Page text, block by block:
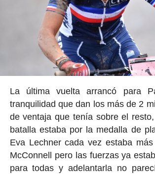
La última vuelta arrancó para
tranquilidad que dan los más de 2
de ventaja que tenía sobre el
batalla estaba por la medalla de
Eva Lechner cada vez estaba
McConnell pero las fuerzas ya
para todas y adelantarla no